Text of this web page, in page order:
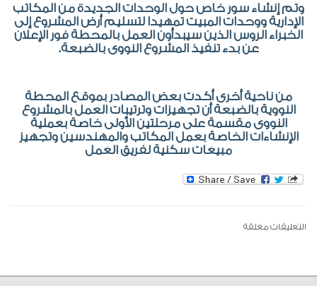
وتم إنشاء سور خاص حول الوحدات الجديدة من المكاتب
الإدارية ووحدات المبيت تمهيدا لتسليم أرض المشروع إلى
الخبراء الروس الذين سيبدأون العمل بالمحطة فور الإعلان
عن بدء تنفيذ المشروع النووى بالضبعة.
من ناحية أخرى أكدت بعض المصادر بموقع المحطة
النووية بالضبعة أن تجهيزات وترتيبات العمل بالمشروع
النووى مقسمة على مرحلتين الأولى خاصة بعملية
الإنشاءات الخاصة بعمل المكاتب والمهندسين وتجهيز
مبيعات سكنية لفريق العمل
التعليقات مغلقة